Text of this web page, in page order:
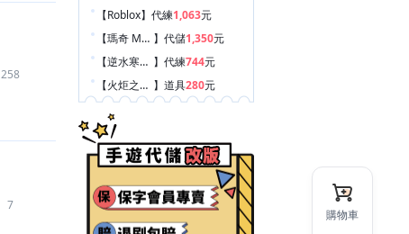
258
7
【Roblox】 代練1,063元
【瑪奇 Mobile 】 代儲1,350元
【逆水寒手遊 】 代練744元
【火炬之光：無限 】 道具280元
【包你發娛樂城 】 禮包2,500元
【hololive Dreams 】帳號1,200元
【三角洲行動 】帳號300
購物車